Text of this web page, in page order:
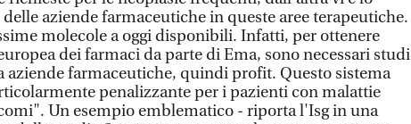
delle aziende farmaceutiche in queste aree terapeutiche.
molecole a oggi disponibili. Infatti, per ottenere
dei farmaci da parte di Ema, sono necessari studi
aziende farmaceutiche, quindi profit. Questo sistema
penalizzante per i pazienti con malattie
Un esempio emblematico - riporta l'Isg in una